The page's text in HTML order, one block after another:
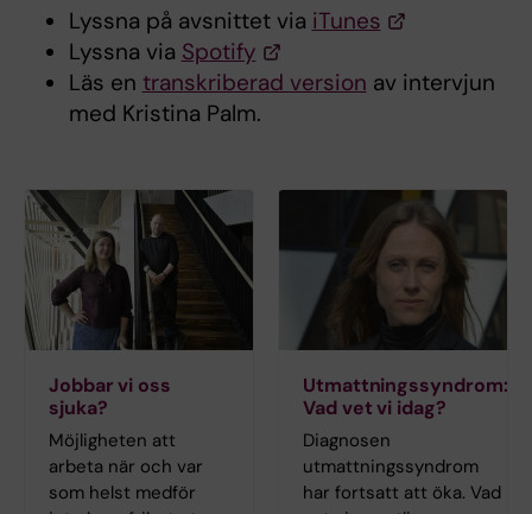
Lyssna på avsnittet via iTunes
Lyssna via Spotify
Läs en transkriberad version av intervjun
med Kristina Palm.
Jobbar vi oss
sjuka?
Möjligheten att
arbeta när och var
som helst medför
Utmattningssyndrom:
Vad vet vi idag?
Diagnosen
utmattningssyndrom
har fortsatt att öka. Vad